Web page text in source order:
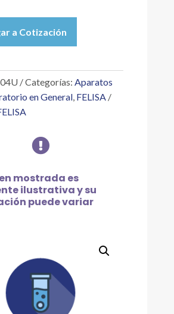
a Cotización
Categorías: Aparatos
en General, FELISA

mostrada es
ilustrativa y su
puede variar